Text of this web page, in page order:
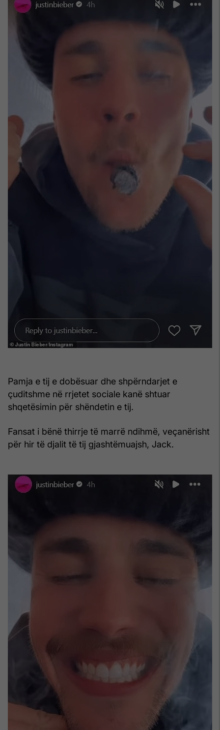
Pamja e tij e dobësuar dhe shpërndarjet e
çuditshme në rrjetet sociale kanë shtuar
shqetësimin për shëndetin e tij.
Fansat i bënë thirrje të marrë ndihmë, veçanërisht
për hir të djalit të tij gjashtëmuajsh, Jack.